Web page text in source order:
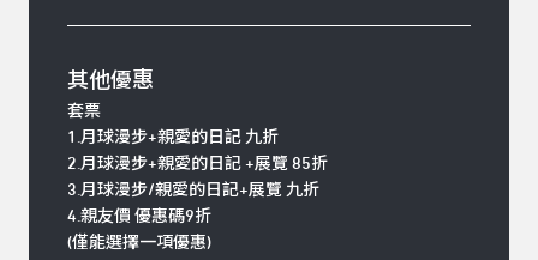
其他優惠
套票
1.月球漫步+親愛的日記 九折
2.月球漫步+親愛的日記 +展覽 85折
3.月球漫步/親愛的日記+展覽 九折
4.親友價 優惠碼9折
(僅能選擇一項優惠)